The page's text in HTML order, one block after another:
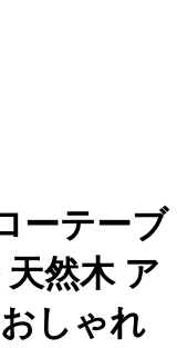
ーテーブ
然木 ア
しゃれ